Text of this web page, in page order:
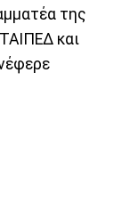
της
και